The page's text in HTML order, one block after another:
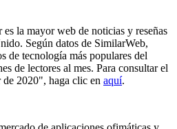
la mayor web de noticias y reseñas
Según datos de SimilarWeb,
de tecnología más populares del
de lectores al mes. Para consultar el
2020", haga clic en aquí.